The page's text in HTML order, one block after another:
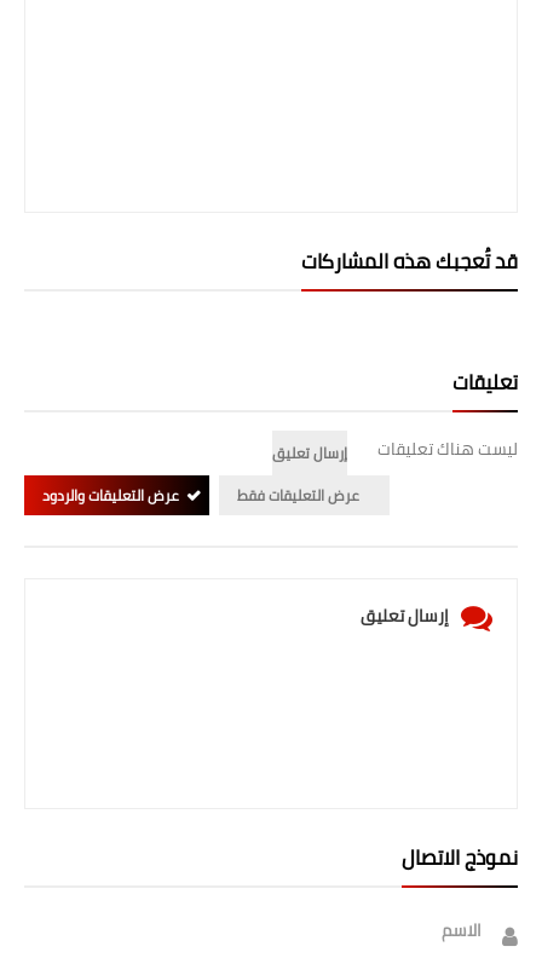
قد تُعجبك هذه المشاركات
تعليقات
ليست هناك تعليقات
إرسال تعليق
عرض التعليقات فقط
عرض التعليقات والردود
إرسال تعليق
نموذج الاتصال
الاسم